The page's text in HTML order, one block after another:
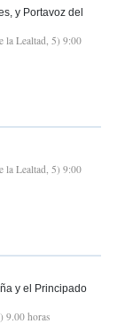
y Portavoz del
la Lealtad, 5) 9:00
la Lealtad, 5) 9:00
y el Principado
9.00 horas